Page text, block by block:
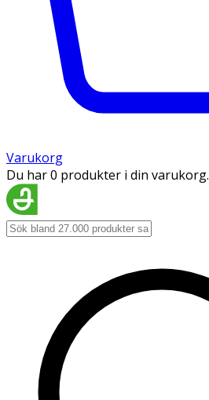
Varukorg
Du har 0 produkter i din varukorg.